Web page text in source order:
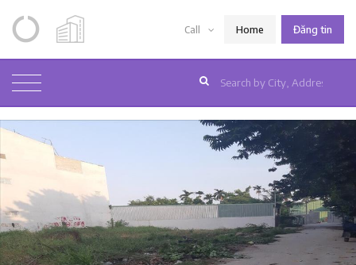
Call Home Đăng tin